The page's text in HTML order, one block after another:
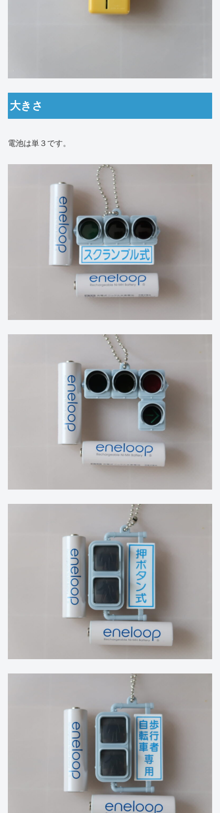
大きさ
電池は単３です。